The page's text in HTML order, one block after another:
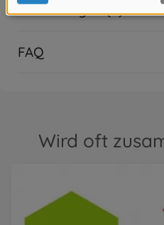
Bewertungen (2)
FAQ
Wird oft